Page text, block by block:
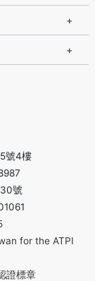
號4樓
號
for the ATPI
證標章